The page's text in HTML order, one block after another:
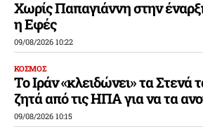
Χωρίς Παπαγιάννη στην
η Εφές
09/08/2026 10:22
ΚΟΣΜΟΣ
Το Ιράν «κλειδώνει» τα Στενά
ζητά από τις ΗΠΑ για να τα
09/08/2026 10:15